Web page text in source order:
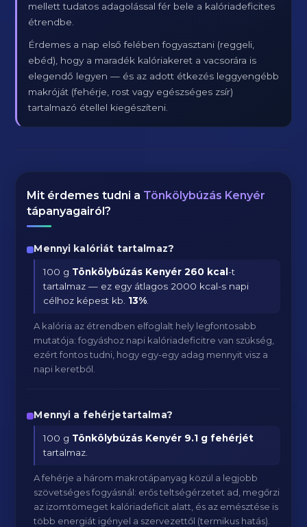
mellett tudatos adagolással fér bele a kalóriadeficites
étrendbe.
Érdemes a nap első felében fogyasztani (reggeli,
ebéd), hogy a maradék kalóriakeret a vacsorára is
elegendő legyen — és az adott étkezés leggyengébb
makróját (fehérje, rost vagy egészséges zsír)
tartalmazó étellel kiegészíteni.
Mit érdemes tudni a Tönkölybúzás Kenyér
tápanyagairól?
Mennyi kalóriát tartalmaz?
100 g Tönkölybúzás Kenyér 260 kcal-t
tartalmaz — ez egy átlagos 2000 kcal-s napi
célhoz képest kb. 13%
A kalória az étrendben elfoglalt hely legfontosabb
mutatója: fogyáshoz napi kalóriadeficitre van szükség,
ezért fontos tudni, hogy egy-egy adag mennyit visz a
napi keretből.
Mennyi a fehérjetartalma?
100 g Tönkölybúzás Kenyér 9.1 g fehérjét
tartalmaz.
A fehérje a három makrotápanyag közül a legjobb
szövetséges fogyásnál: erős teltségérzetet ad, megőrzi
az izomtömeget kalóriadeficit alatt, és az emésztése is
több energiát igényel a szervezettől (termikus hatás).